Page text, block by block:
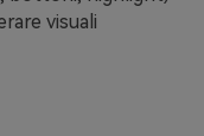
visuali